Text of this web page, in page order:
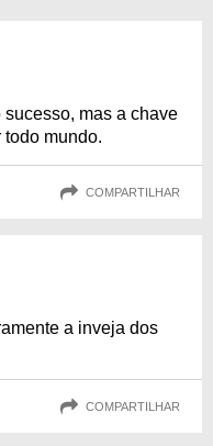
mas a chave
todo mundo.
COMPARTILHAR
a inveja dos
COMPARTILHAR